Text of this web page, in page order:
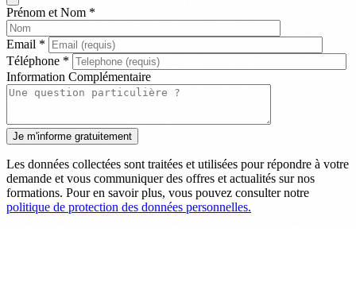
Prénom et Nom *
Email *
Téléphone *
Information Complémentaire
Les données collectées sont traitées et utilisées pour répondre à votre
demande et vous communiquer des offres et actualités sur nos
formations. Pour en savoir plus, vous pouvez consulter notre
politique de protection des données personnelles.